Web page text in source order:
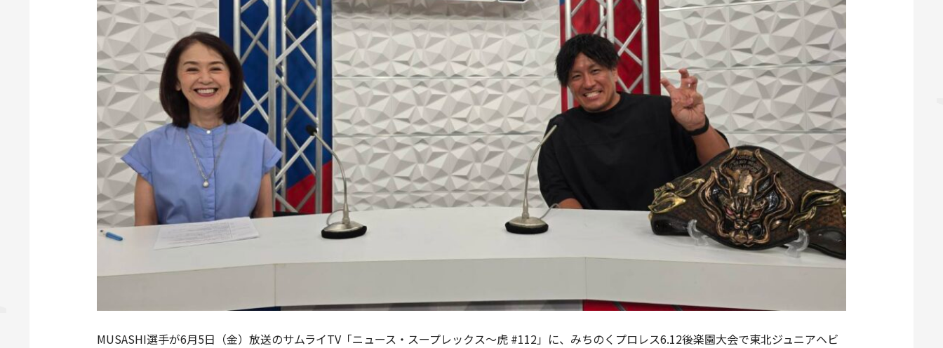
MUSASHI選手が6月5日（金）放送のサムライTV「ニュース・スープレックス～虎 #112」に、みちのくプロレス6.12後楽園大会で東北ジュニアヘビ